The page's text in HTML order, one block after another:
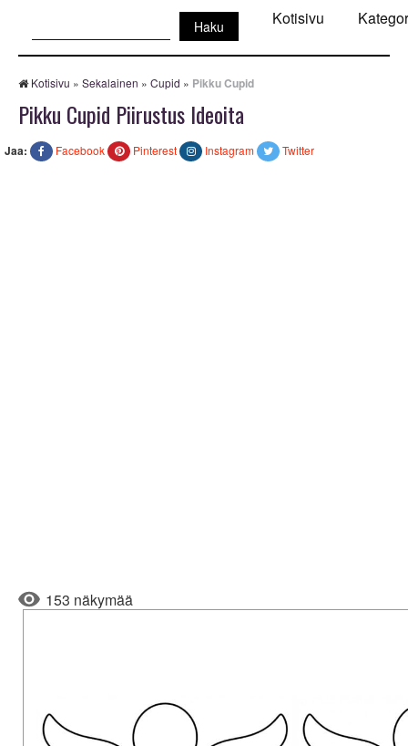
Kotisivu
Kotisivu » Sekalainen » Cupid » Pikku Cupid
Pikku Cupid Piirustus Ideoita
Jaa: Facebook Pinterest Instagram Twitter
153 näkymää